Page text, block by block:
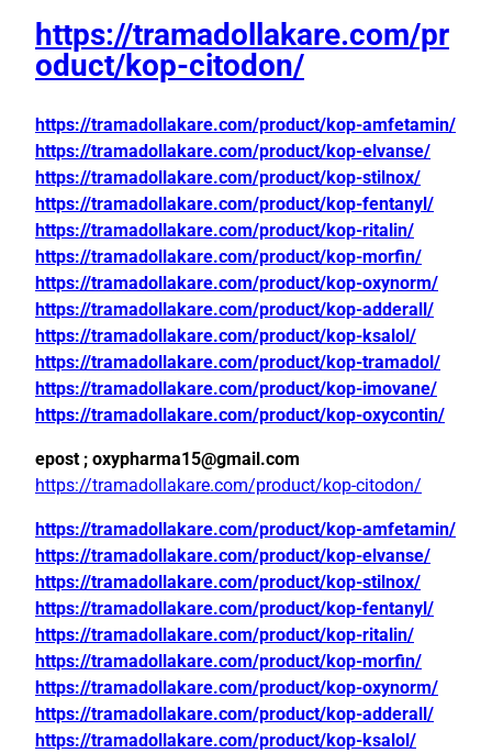
https://tramadollakare.com/pr
oduct/kop-citodon/
https://tramadollakare.com/product/kop-amfetamin/
https://tramadollakare.com/product/kop-elvanse/
https://tramadollakare.com/product/kop-stilnox/
https://tramadollakare.com/product/kop-fentanyl/
https://tramadollakare.com/product/kop-ritalin/
https://tramadollakare.com/product/kop-morfin/
https://tramadollakare.com/product/kop-oxynorm/
https://tramadollakare.com/product/kop-adderall/
https://tramadollakare.com/product/kop-ksalol/
https://tramadollakare.com/product/kop-tramadol/
https://tramadollakare.com/product/kop-imovane/
https://tramadollakare.com/product/kop-oxycontin/
epost ; oxypharma15@gmail.com
https://tramadollakare.com/product/kop-citodon/
https://tramadollakare.com/product/kop-amfetamin/
https://tramadollakare.com/product/kop-elvanse/
https://tramadollakare.com/product/kop-stilnox/
https://tramadollakare.com/product/kop-fentanyl/
https://tramadollakare.com/product/kop-ritalin/
https://tramadollakare.com/product/kop-morfin/
https://tramadollakare.com/product/kop-oxynorm/
https://tramadollakare.com/product/kop-adderall/
https://tramadollakare.com/product/kop-ksalol/